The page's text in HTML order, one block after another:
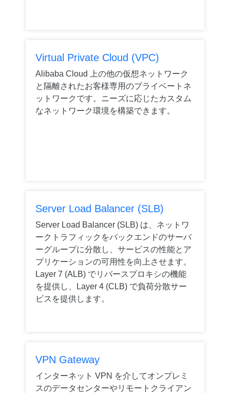
Virtual Private Cloud (VPC)
Alibaba Cloud 上の他の仮想ネットワーク
と隔離されたお客様専用のプライベートネ
ットワークです。ニーズに応じたカスタム
なネットワーク環境を構築できます。
Server Load Balancer (SLB)
Server Load Balancer (SLB) は、ネットワ
ークトラフィックをバックエンドのサーバ
ーグループに分散し、サービスの性能とア
プリケーションの可用性を向上させます。
Layer 7 (ALB) でリバースプロキシの機能
を提供し、Layer 4 (CLB) で負荷分散サー
ビスを提供します。
VPN Gateway
インターネット VPN を介してオンプレミ
スのデータセンターやリモートクライアン